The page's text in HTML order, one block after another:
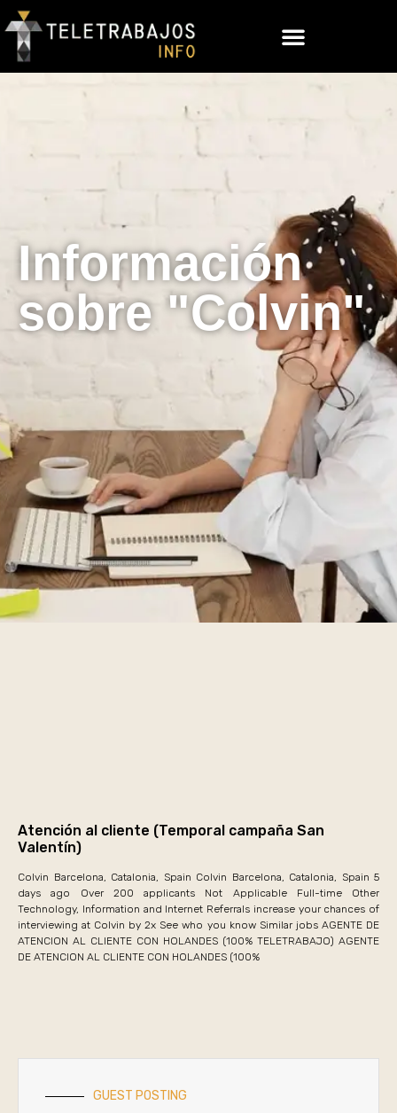
Información
sobre "Colvin"
Atención al cliente (Temporal campaña San
Valentín)
Colvin Barcelona, Catalonia, Spain Colvin Barcelona, Catalonia, Spain 5
days ago Over 200 applicants Not Applicable Full-time Other
Technology, Information and Internet Referrals increase your chances of
interviewing at Colvin by 2x See who you know Similar jobs AGENTE DE
ATENCION AL CLIENTE CON HOLANDES (100% TELETRABAJO) AGENTE
DE ATENCION AL CLIENTE CON HOLANDES (100%
GUEST POSTING